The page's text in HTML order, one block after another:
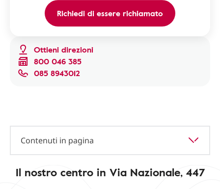
Ottieni direzioni
800 046 385
085 8943012
Richiedi di essere richiamato
Contenuti in pagina
Il nostro centro in Via Nazionale, 447